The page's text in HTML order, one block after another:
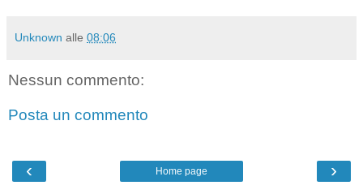
Unknown alle 08:06
Nessun commento:
Posta un commento
‹ ›
Home page